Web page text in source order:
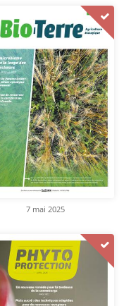
7 mai 2025